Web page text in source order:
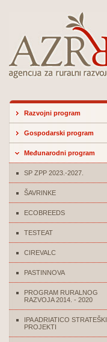
Razvojni program
Gospodarski program
Međunarodni program
SP ZPP 2023.-2027.
ŠAVRINKE
ECOBREEDS
TESTEAT
CIREVALC
PASTINNOVA
PROGRAM RURALNOG
RAZVOJA 2014. - 2020
IPA ADRIATICO STRATEŠKI
PROJEKTI